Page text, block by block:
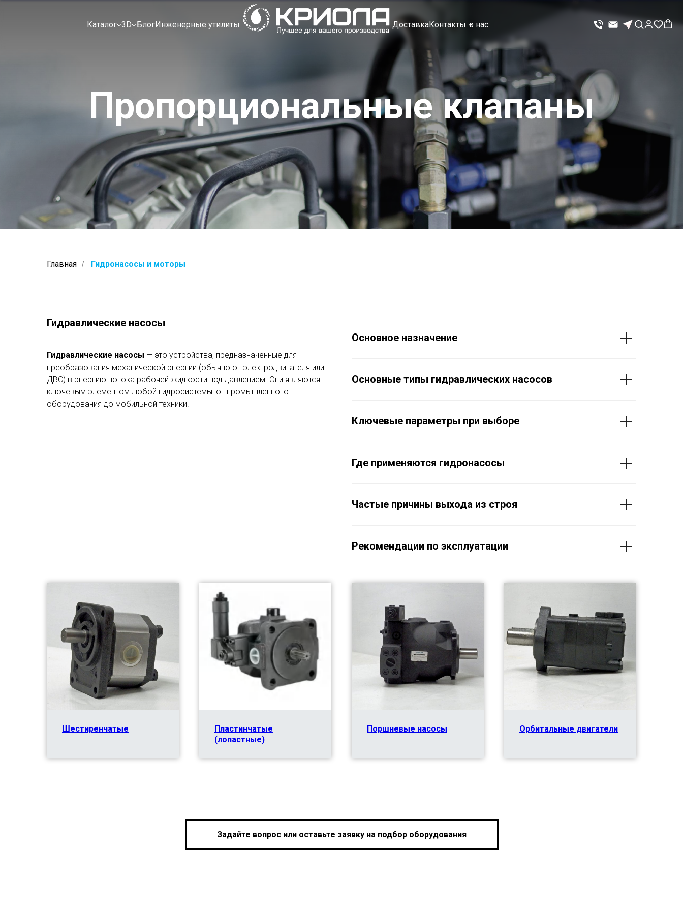
Каталог 3D БлогИнженерные утилиты ДоставкаКонтакты о нас
Пропорциональные клапаны
Главная / Гидронасосы и моторы
Гидравлические насосы
Гидравлические насосы — это устройства, предназначенные для
преобразования механической энергии (обычно от электродвигателя или
ДВС) в энергию потока рабочей жидкости под давлением. Они являются
ключевым элементом любой гидросистемы: от промышленного
оборудования до мобильной техники.
Основное назначение
Основные типы гидравлических насосов
Ключевые параметры при выборе
Где применяются гидронасосы
Частые причины выхода из строя
Рекомендации по эксплуатации
Шестиренчатые
Пластинчатые
(лопастные)
Поршневые насосы Орбитальные двигатели
Задайте вопрос или оставьте заявку на подбор оборудования